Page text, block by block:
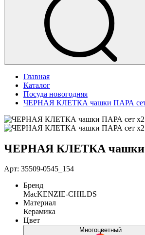
Главная
Каталог
Посуда новогодняя
ЧЕРНАЯ КЛЕТКА чашки ПАРА
ЧЕРНАЯ КЛЕТКА чашки
Арт: 35509-0545_154
Бренд
MacKENZIE-CHILDS
Материал
Керамика
Цвет
Многоцветный